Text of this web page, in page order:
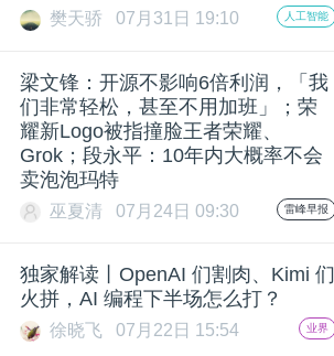
课
活
中
樊天骄 07月31日 19:10 人工智能
梁文锋：开源不影响6倍利润，「我
们非常轻松，甚至不用加班」；荣
耀新Logo被指撞脸王者荣耀、
Grok；段永平：10年内大概率不会
卖泡泡玛特
巫夏清 07月24日 09:30 雷峰早报
独家解读丨OpenAI 们割肉、Kimi 们
火拼，AI 编程下半场怎么打？
徐晓飞 07月22日 15:54 业界